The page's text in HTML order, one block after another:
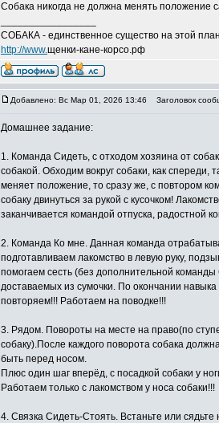
Собака никогда не должна менять положение
СОБАКА - единственное существо на этой
http://www.щенки-кане-корсо.рф
Добавлено: Вс Мар 01, 2026 13:46 Заголовок
Домашнее задание:
1. Команда Сидеть, с отходом хозяина от
собакой. Обходим вокруг собаки, как спереди,
меняет положение, то сразу же, с повтором
собаку двинуться за рукой с кусочком!
заканчивается командой отпуска, радостной
2. Команда Ко мне. Данная команда
подготавливаем лакомство в левую руку,
помогаем сесть (без дополнительной
доставаемых из сумочки. По окончании
повторяем!!! Работаем на поводке!!!
3. Рядом. Повороты на месте на право(по
собаку).После каждого поворота собака
быть перед носом.
Плюс один шаг вперёд, с посадкой собаки у
Работаем только с лакомством у носа собаки!!!
4. Связка Сидеть-Стоять. Встаньте или